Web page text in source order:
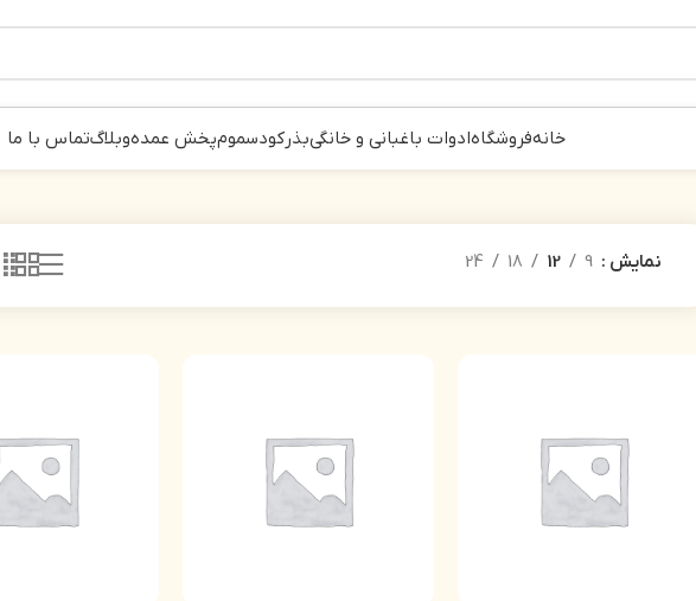
خانهفروشگاهادوات باغبانی و خانگیبذرکودسمومپخش عمدهوبلاگتماس با ما
نمایش 9
12
18
24